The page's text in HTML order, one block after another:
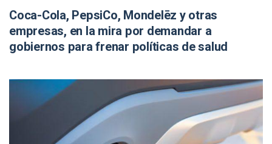
Coca-Cola, PepsiCo, Mondelēz y otras
empresas, en la mira por demandar a
gobiernos para frenar políticas de salud